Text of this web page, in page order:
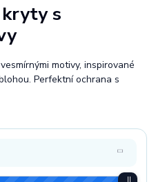
s
motivy, inspirované
Perfektní ochrana s